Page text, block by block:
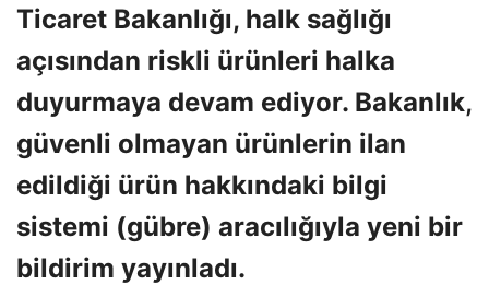
Ticaret Bakanlığı, halk sağlığı
açısından riskli ürünleri halka
duyurmaya devam ediyor. Bakanlık,
güvenli olmayan ürünlerin ilan
edildiği ürün hakkındaki bilgi
sistemi (gübre) aracılığıyla yeni bir
bildirim yayınladı.